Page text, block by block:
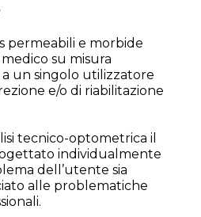
permeabili e morbide
su misura
un singolo utilizzatore
e/o di riabilitazione
tecnico-optometrica il
individualmente
dell’utente sia
alle problematiche